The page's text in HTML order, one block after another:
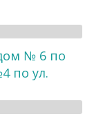
№ 6 по
по ул.